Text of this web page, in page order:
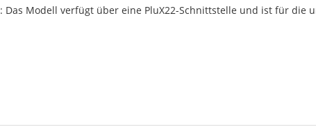
: Das Modell verfügt über eine PluX22-Schnittstelle und ist für die